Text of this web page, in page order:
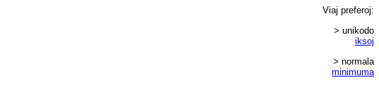
Viaj preferoj:
> unikodo
iksoj
> normala
minimuma